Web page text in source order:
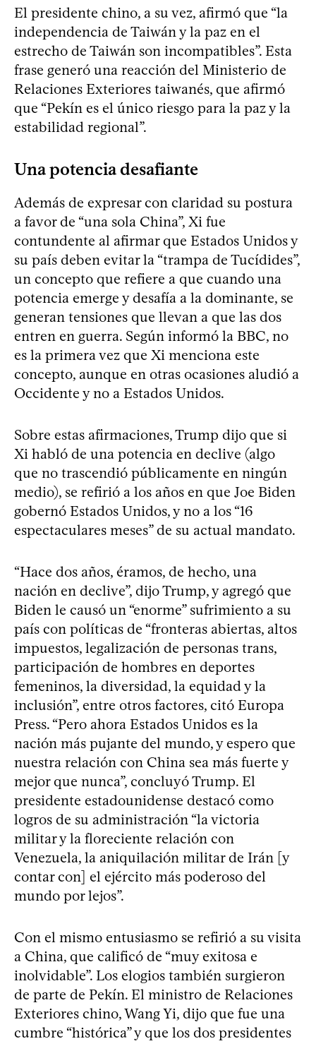
El presidente chino, a su vez, afirmó que “la
independencia de Taiwán y la paz en el
estrecho de Taiwán son incompatibles”. Esta
frase generó una reacción del Ministerio de
Relaciones Exteriores taiwanés, que afirmó
que “Pekín es el único riesgo para la paz y la
estabilidad regional”.
Una potencia desafiante
Además de expresar con claridad su postura
a favor de “una sola China”, Xi fue
contundente al afirmar que Estados Unidos y
su país deben evitar la “trampa de Tucídides”,
un concepto que refiere a que cuando una
potencia emerge y desafía a la dominante, se
generan tensiones que llevan a que las dos
entren en guerra. Según informó la BBC, no
es la primera vez que Xi menciona este
concepto, aunque en otras ocasiones aludió a
Occidente y no a Estados Unidos.
Sobre estas afirmaciones, Trump dijo que si
Xi habló de una potencia en declive (algo
que no trascendió públicamente en ningún
medio), se refirió a los años en que Joe Biden
gobernó Estados Unidos, y no a los “16
espectaculares meses” de su actual mandato.
“Hace dos años, éramos, de hecho, una
nación en declive”, dijo Trump, y agregó que
Biden le causó un “enorme” sufrimiento a su
país con políticas de “fronteras abiertas, altos
impuestos, legalización de personas trans,
participación de hombres en deportes
femeninos, la diversidad, la equidad y la
inclusión”, entre otros factores, citó Europa
Press. “Pero ahora Estados Unidos es la
nación más pujante del mundo, y espero que
nuestra relación con China sea más fuerte y
mejor que nunca”, concluyó Trump. El
presidente estadounidense destacó como
logros de su administración “la victoria
militar y la floreciente relación con
Venezuela, la aniquilación militar de Irán [y
contar con] el ejército más poderoso del
mundo por lejos”.
Con el mismo entusiasmo se refirió a su visita
a China, que calificó de “muy exitosa e
inolvidable”. Los elogios también surgieron
de parte de Pekín. El ministro de Relaciones
Exteriores chino, Wang Yi, dijo que fue una
cumbre “histórica” y que los dos presidentes